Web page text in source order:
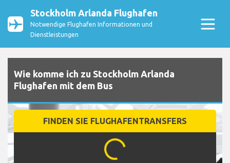
Stockholm Arlanda Flughafen
Notwendige Flughafen Informationen und
Dienstleistungen
Wie komme ich zu Stockholm Arlanda
Flughafen mit dem Bus
FINDEN SIE FLUGHAFENTRANSFERS